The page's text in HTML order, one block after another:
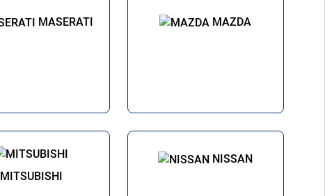
MASERATI MAZDA
MITSUBISHI
NISSAN